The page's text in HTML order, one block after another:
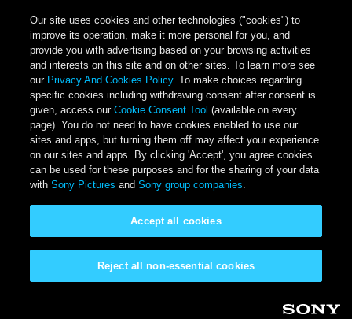
Our site uses cookies and other technologies ("cookies") to
improve its operation, make it more personal for you, and
provide you with advertising based on your browsing activities
and interests on this site and on other sites. To learn more see
our Privacy And Cookies Policy. To make choices regarding
specific cookies including withdrawing consent after consent is
given, access ourCookie Consent Tool (available on every
page). You do not need to have cookies enabled to use our
sites and apps, but turning them off may affect your experience
on our sites and apps. By clicking 'Accept', you agree cookies
can be used for these purposes and for the sharing of your data
withSony Pictures andSony group companies.
Reject all non-essential cookies
Accept all cookies